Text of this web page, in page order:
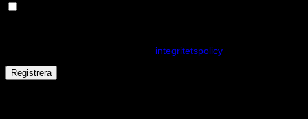
integritetspolicy.
Registrera